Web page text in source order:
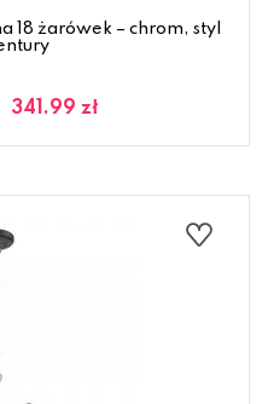
18 żarówek – chrom, styl
341.99 zł